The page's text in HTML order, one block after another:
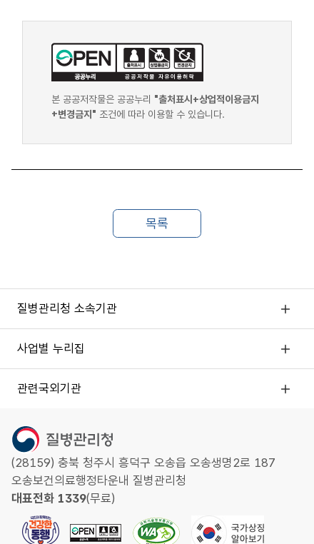
본 공공저작물은 공공누리 "출처표시+상업적이용금지
+변경금지" 조건에 따라 이용할 수 있습니다.
질병관리청 소속기관
사업별 누리집
관련국외기관
(28159) 충북 청주시 흥덕구 오송읍 오송생명2로 187
오송보건의료행정타운내 질병관리청
대표전화 1339(무료)